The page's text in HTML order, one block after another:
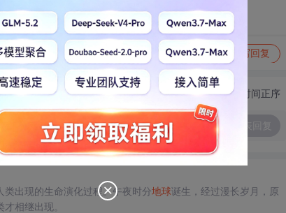
到动态 举报 写回复
切换为时间正序
类出现的生命演化过程。午夜时分地球诞生，经过漫长岁月，原
相继出现。